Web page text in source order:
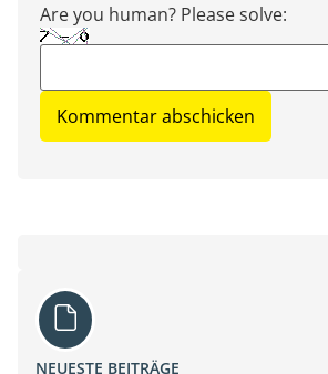
Are you human? Please solve:
NEUESTE BEITRÄGE